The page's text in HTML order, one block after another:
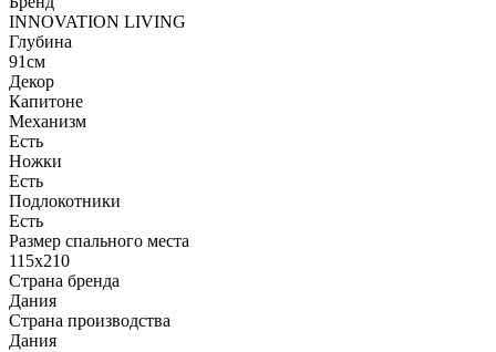
INNOVATION LIVING
Глубина
91см
Декор
Капитоне
Механизм
Есть
Ножки
Есть
Подлокотники
Есть
Размер спального места
115х210
Страна бренда
Дания
Страна производства
Дания